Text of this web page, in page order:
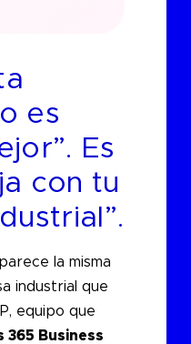
es
Es
con tu
la misma
industrial que
equipo que
365 Business